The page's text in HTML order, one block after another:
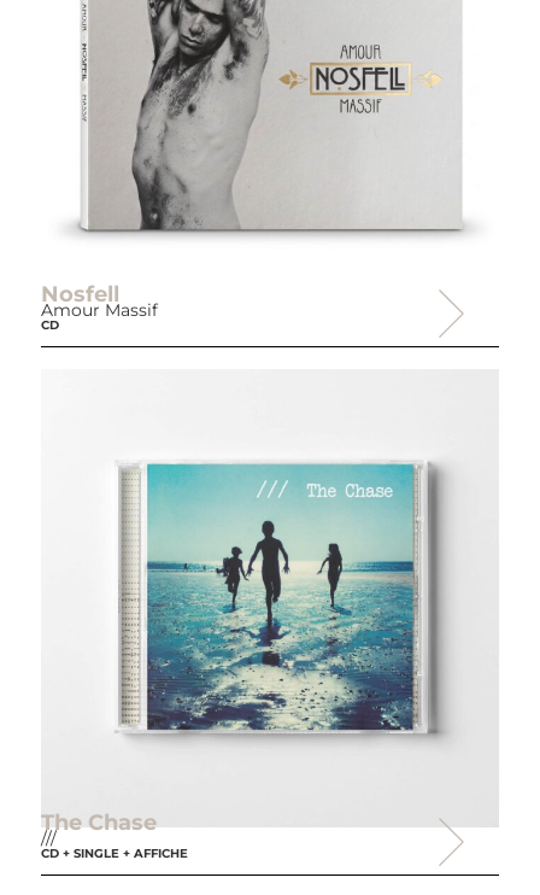
Nosfell
Amour Massif
CD
The Chase
///
CD + SINGLE + AFFICHE